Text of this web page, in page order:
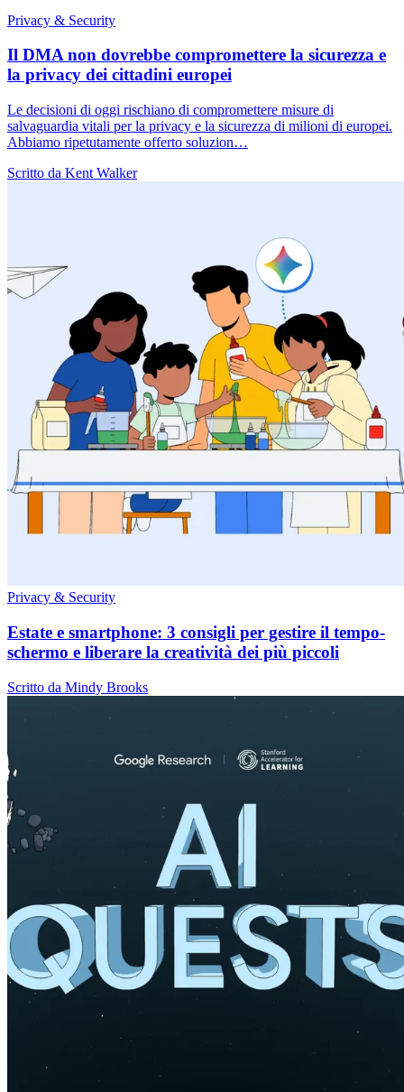
Privacy & Security
Il DMA non dovrebbe compromettere la sicurezza e
la privacy dei cittadini europei
Le decisioni di oggi rischiano di compromettere misure di
salvaguardia vitali per la privacy e la sicurezza di milioni di europei.
Abbiamo ripetutamente offerto soluzion…
Scritto da Kent Walker
Privacy & Security
Estate e smartphone: 3 consigli per gestire il tempo-
schermo e liberare la creatività dei più piccoli
Scritto da Mindy Brooks